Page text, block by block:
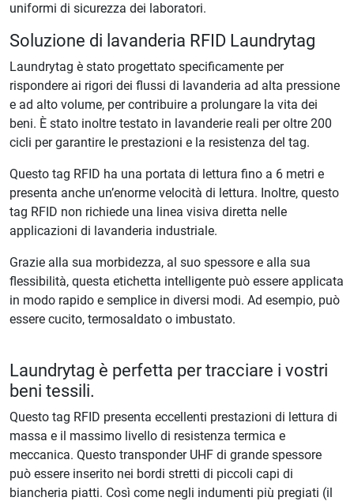
uniformi di sicurezza dei laboratori.
Soluzione di lavanderia RFID Laundrytag
Laundrytag è stato progettato specificamente per
rispondere ai rigori dei flussi di lavanderia ad alta pressione
e ad alto volume, per contribuire a prolungare la vita dei
beni. È stato inoltre testato in lavanderie reali per oltre 200
cicli per garantire le prestazioni e la resistenza del tag.
Questo tag RFID ha una portata di lettura fino a 6 metri e
presenta anche un’enorme velocità di lettura. Inoltre, questo
tag RFID non richiede una linea visiva diretta nelle
applicazioni di lavanderia industriale.
Grazie alla sua morbidezza, al suo spessore e alla sua
flessibilità, questa etichetta intelligente può essere applicata
in modo rapido e semplice in diversi modi. Ad esempio, può
essere cucito, termosaldato o imbustato.
Laundrytag è perfetta per tracciare i vostri
beni tessili.
Questo tag RFID presenta eccellenti prestazioni di lettura di
massa e il massimo livello di resistenza termica e
meccanica. Questo transponder UHF di grande spessore
può essere inserito nei bordi stretti di piccoli capi di
biancheria piatti. Così come negli indumenti più pregiati (il